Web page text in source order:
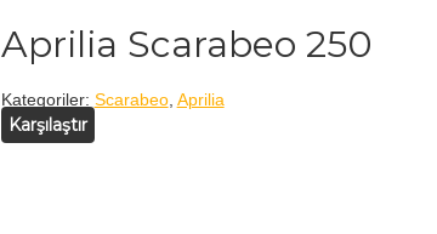
Aprilia Scarabeo 250
Kategoriler: Scarabeo, Aprilia
Karşılaştır